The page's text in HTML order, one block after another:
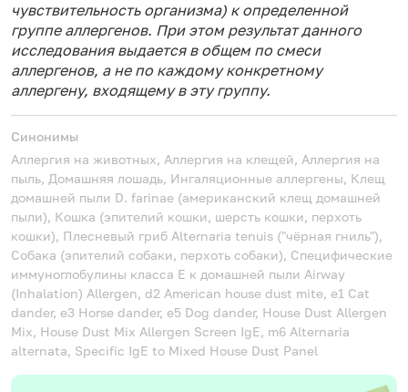
чувствительность организма) к определенной
группе аллергенов. При этом результат данного
исследования выдается в общем по смеси
аллергенов, а не по каждому конкретному
аллергену, входящему в эту группу.
Синонимы
Аллергия на животных, Аллергия на клещей, Аллергия на
пыль, Домашняя лошадь, Ингаляционные аллергены, Клещ
домашней пыли D. farinae (американский клещ домашней
пыли), Кошка (эпителий кошки, шерсть кошки, перхоть
кошки), Плесневый гриб Alternaria tenuis ("чёрная гниль"),
Собака (эпителий собаки, перхоть собаки), Специфические
иммуноглобулины класса Е к домашней пыли Airway
(Inhalation) Allergen, d2 American house dust mite, e1 Cat
dander, e3 Horse dander, e5 Dog dander, House Dust Allergen
Mix, House Dust Mix Allergen Screen IgE, m6 Alternaria
alternata, Specific IgE to Mixed House Dust Panel